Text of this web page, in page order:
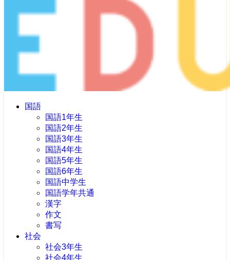
国語
国語1年生
国語2年生
国語3年生
国語4年生
国語5年生
国語6年生
国語中学生
国語学年共通
漢字
作文
書写
社会
社会3年生
社会4年生